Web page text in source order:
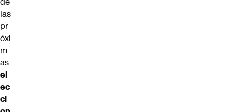
las
pr
óxi
m
as
el
ec
ci